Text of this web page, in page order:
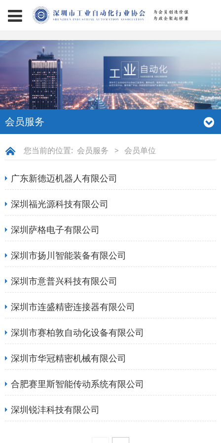
会员服务
您当前的位置: 会员服务 > 会员单位
广东新德迈机器人有限公司
深圳福光源科技有限公司
深圳萨格电子有限公司
深圳市扬川智能装备有限公司
深圳市意普兴科技有限公司
深圳市连盛精密连接器有限公司
深圳市赛柏敦自动化设备有限公司
深圳市华冠精密机械有限公司
合肥赛里斯智能传动系统有限公司
深圳锐沣科技有限公司